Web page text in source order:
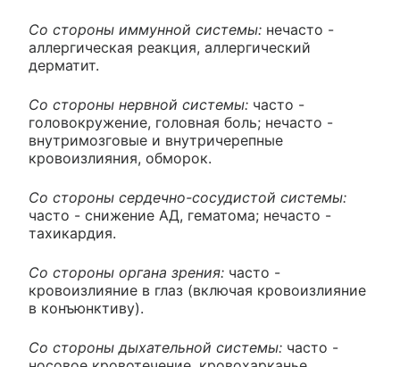
Со стороны иммунной системы: нечасто -
аллергическая реакция, аллергический
дерматит.
Со стороны нервной системы: часто -
головокружение, головная боль; нечасто -
внутримозговые и внутричерепные
кровоизлияния, обморок.
Со стороны сердечно-сосудистой системы:
часто - снижение АД, гематома; нечасто -
тахикардия.
Со стороны органа зрения: часто -
кровоизлияние в глаз (включая кровоизлияние
в конъюнктиву).
Со стороны дыхательной системы: часто -